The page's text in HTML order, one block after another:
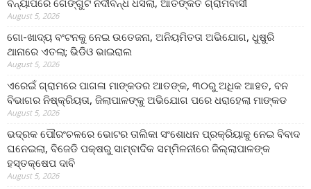
ବନ୍ୟାପରେ ଗେଙ୍ଗୁଟି ନଦୀବନ୍ଧ ଧସିଲା, ଆତଙ୍କିତ ଗ୍ରାମବାସୀ
August 5, 2026
ଗୋ-ଖାଦ୍ୟ ବଂଟନକୁ ନେଇ ଉତେଜନା, ଅନିୟମିତତା ଅଭିଯୋଗ, ଧୁଷୁରି
ଥାନାରେ ଏତଲା; ଭିଡିଓ ଭାଇରାଲ
August 5, 2026
ଏରେଇଁ ଗ୍ରାମରେ ପାଗଳା ମାଙ୍କଡର ଆତଙ୍କ, ୩୦ରୁ ଅଧିକ ଆହତ, ବନ
ବିଭାଗର ନିଷ୍କ୍ରିୟତା, ଜିଲାପାଳଙ୍କୁ ଅଭିଯୋଗ ପରେ ଧରାହେଲା ମାଙ୍କଡ
August 5, 2026
ଭଦ୍ରକ ପୌରଂଚଳରେ ଭୋଟର ତାଲିକା ସଂଶୋଧନ ପ୍ରକ୍ରିୟାକୁ ନେଇ ବିବାଦ
ଘନେଇଲା, ବିଜେଡି ପକ୍ଷରୁ ସାମ୍ବାଦିକ ସମ୍ମିଳନୀରେ ଜିଲ୍ଲାପାଳଙ୍କ
ହସ୍ତକ୍ଷେପ ଦାବି
August 5, 2026